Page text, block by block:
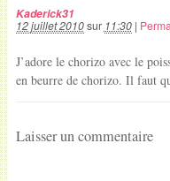
Kaderick31
12 juillet 2010sur 11:30|
J’adore le chorizo avec le
en beurre de chorizo. Il faut
Laisser un commentaire